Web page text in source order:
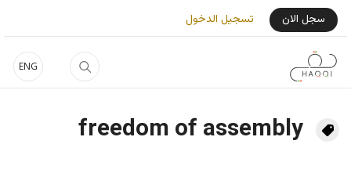
تجاوز إلى المحتوى الرئيسي
ENG
User Login Menu
سجل الان تسجيل الدخول
freedom of assembly